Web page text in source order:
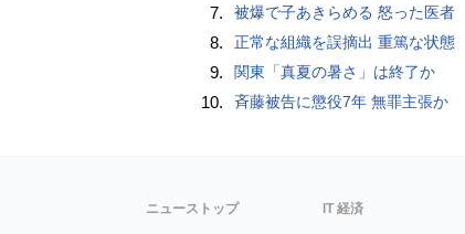
7. 被爆で子あきらめる 怒った医者
8. 正常な組織を誤摘出 重篤な状態
9. 関東「真夏の暑さ」は終了か
10. 斉藤被告に懲役7年 無罪主張か
ニューストップ IT 経済